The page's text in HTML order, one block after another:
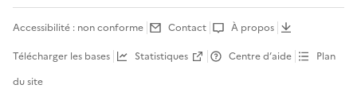
Accessibilité : non conforme Contact
À propos
Télécharger les bases
Statistiques Centre d’aide
Plan
du site